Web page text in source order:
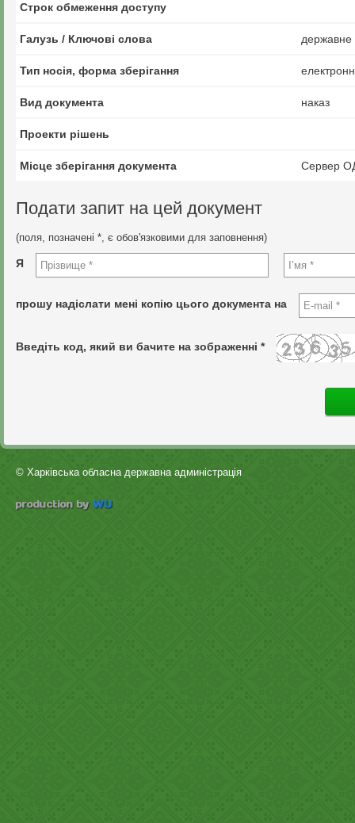
Строк обмеження доступу
Галузь / Ключові слова державне
Тип носія, форма зберігання
Вид документа наказ
Проекти рішень
Місце зберігання документа Сервер
Подати запит на цей документ
(поля, позначені *, є обов'язковими для заповнення)
Я
прошу надіслати мені копію цього документа на
Введіть код, який ви бачите на зображенні *
© Харківська обласна державна админістрація